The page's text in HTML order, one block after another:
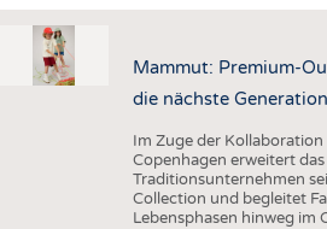
HAUS- UND HEIMTEXTILIEN
BEKLEIDUNG
TESTS
AUSSCHREIBUNGEN
Mammut: Premium-
die nächste Generation
Im Zuge der
Copenhagen erweitert das
Traditionsunternehmen
Collection und begleitet
Lebensphasen hinweg im